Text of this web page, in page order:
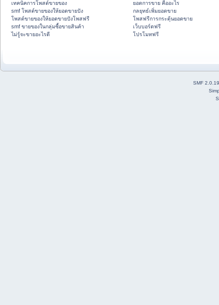
เทคนิคการโพสต์ขายของ
smf โพสต์ขายของให้ยอดขายปัง
โพสต์ขายของให้ยอดขายปังโพสฟรี
smf ขายของในกลุ่มซื้อขายสินค้า
ไม่รู้จะขายอะไรดี
ยอดการขาย คืออะไร
กลยุทธ์เพิ่มยอดขาย
โพสฟรีการกระตุ้นยอดขาย
เว็บบอร์ดฟรี
โปรโมทฟรี
SMF 2.0.19